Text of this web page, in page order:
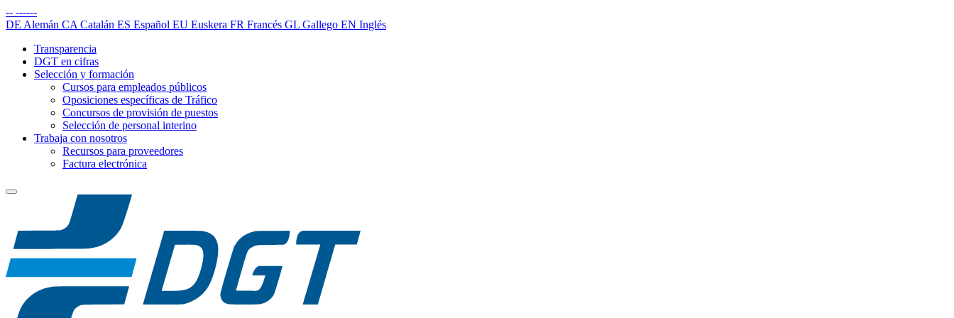
-- ------
DE Alemán CA Catalán ES Español EU Euskera FR Francés GL Gallego EN Inglés
Transparencia
DGT en cifras
Selección y formación
Cursos para empleados públicos
Oposiciones específicas de Tráfico
Concursos de provisión de puestos
Selección de personal interino
Trabaja con nosotros
Recursos para proveedores
Factura electrónica